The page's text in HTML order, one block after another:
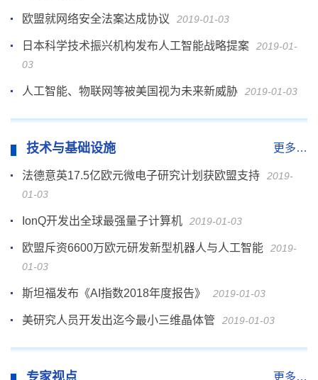
欧盟就网络安全法案达成协议 2019-01-03
日本科学技术振兴机构发布人工智能战略提案
2019-01-
03
人工智能、物联网等被美国视为未来新威胁 2019-01-03
技术与基础设施 更多…
法德意英17.5亿欧元微电子研究计划获欧盟支持
2019-
01-03
IonQ开发出全球最强量子计算机 2019-01-03
欧盟斥资6600万欧元研发新型机器人与人工智能
2019-
01-03
斯坦福发布《AI指数2018年度报告》 2019-01-03
美研究人员开发出迄今最小三维晶体管 2019-01-03
专家视点 更多…